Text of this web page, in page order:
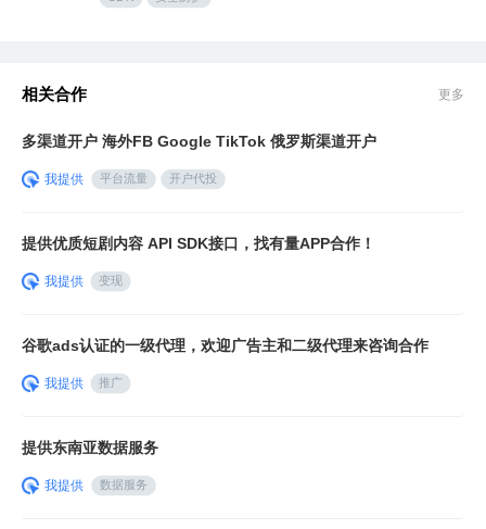
成，拥有大规模分布式架构服务经验，提供全流程技术支持与定
相关合作 更多
多渠道开户 海外FB Google TikTok 俄罗斯渠道开户
我提供 平台流量 开户代投
提供优质短剧内容 API SDK接口，找有量APP合作！
我提供 变现
谷歌ads认证的一级代理，欢迎广告主和二级代理来咨询合作
我提供 推广
提供东南亚数据服务
我提供 数据服务